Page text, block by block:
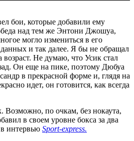
бои, которые добавили ему
над тем же Энтони Джошуа,
могло измениться в его
и так далее. Я бы не обращал
Не думаю, что Усик стал
Он еще на пике, поэтому Дюбуа
в прекрасной форме и, глядя на
идет, он готовится, как всегда
Возможно, по очкам, без нокаута,
в своем уровне бокса за два
интервью Sport-express.